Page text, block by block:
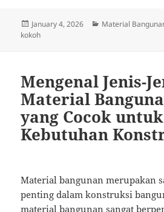
Posted
on
January 4, 2026 Categories
Material
kokoh
Mengenal Jenis-
Material
yang Cocok
Kebutuhan
Material bangunan merupakan
penting dalam konstruksi
material bangunan sangat